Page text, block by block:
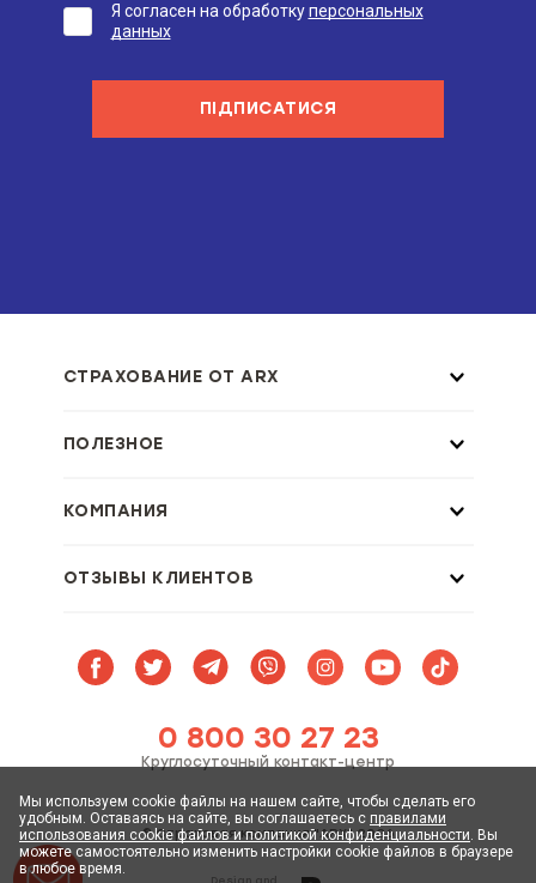
Мы используем cookie файлы на нашем сайте, чтобы сделать его
удобным. Оставаясь на сайте, вы соглашаетесь с правилами
использования cookie файлов и политикой конфиденциальности. Вы
можете самостоятельно изменить настройки cookie файлов в браузере
в любое время.
Я согласен на обработкуперсональных
данных
ПІДПИСАТИСЯ
СТРАХОВАНИЕ ОТ ARX
ПОЛЕЗНОЕ
КОМПАНИЯ
ОТЗЫВЫ КЛИЕНТОВ
© Страховая компания "АRX" 2026
0 800 30 27 23
Круглосуточный контакт-центр
Design and